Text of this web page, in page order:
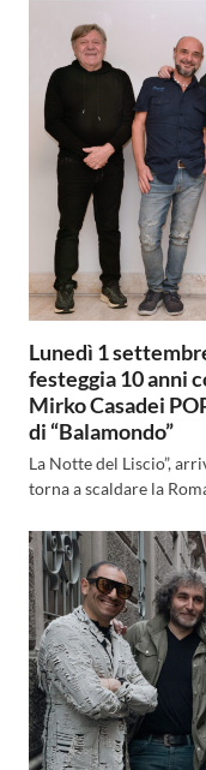
Lunedì 1
festeggia 10 anni
Mirko Casadei
di “Balamondo”
La Notte del Liscio”,
torna a scaldare la